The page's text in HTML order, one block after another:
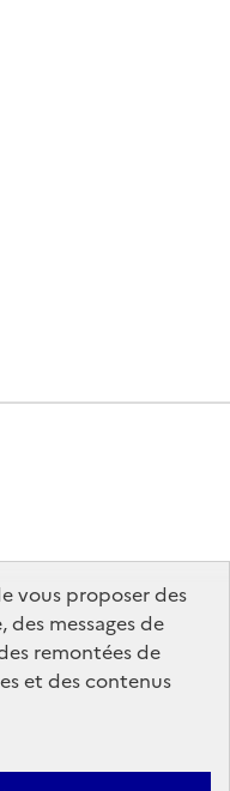
vous proposer des
messages de
remontées de
et des contenus